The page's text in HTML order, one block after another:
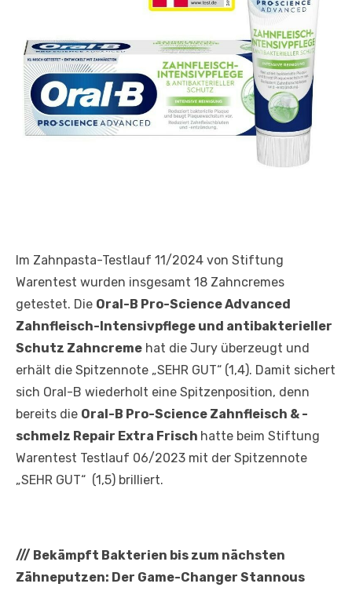
Im Zahnpasta-Testlauf 11/2024 von Stiftung
Warentest wurden insgesamt 18 Zahncremes
getestet. Die Oral-B Pro-Science Advanced
Zahnfleisch-Intensivpflege und antibakterieller
Schutz Zahncreme hat die Jury überzeugt und
erhält die Spitzennote „SEHR GUT“ (1,4). Damit sichert
sich Oral-B wiederholt eine Spitzenposition, denn
bereits die Oral-B Pro-Science Zahnfleisch & -
schmelz Repair Extra Frisch hatte beim Stiftung
Warentest Testlauf 06/2023 mit der Spitzennote
„SEHR GUT“ (1,5) brilliert.
/// Bekämpft Bakterien bis zum nächsten
Zähneputzen: Der Game-Changer Stannous